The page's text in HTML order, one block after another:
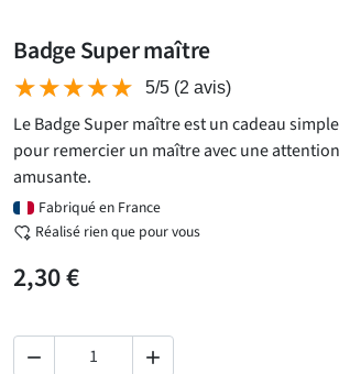
Badge Super maître
★★★★★
★★★★★ 5/5 (2 avis)
Le Badge Super maître est un cadeau
pour remercier un maître avec une
amusante.
Fabriqué en France
Réalisé rien que pour vous
2,30 €
 